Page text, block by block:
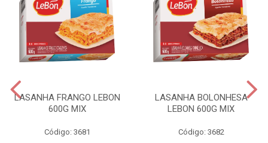
LASANHA FRANGO LEBON
600G MIX
Código: 3681
LASANHA BOLONHESA
LEBON 600G MIX
Código: 3682